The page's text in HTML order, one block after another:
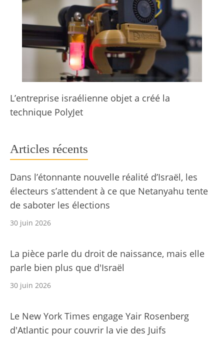
L’entreprise israélienne objet a créé la
technique PolyJet
Articles récents
Dans l’étonnante nouvelle réalité d’Israël, les
électeurs s’attendent à ce que Netanyahu tente
de saboter les élections
30 juin 2026
La pièce parle du droit de naissance, mais elle
parle bien plus que d'Israël
30 juin 2026
Le New York Times engage Yair Rosenberg
d'Atlantic pour couvrir la vie des Juifs